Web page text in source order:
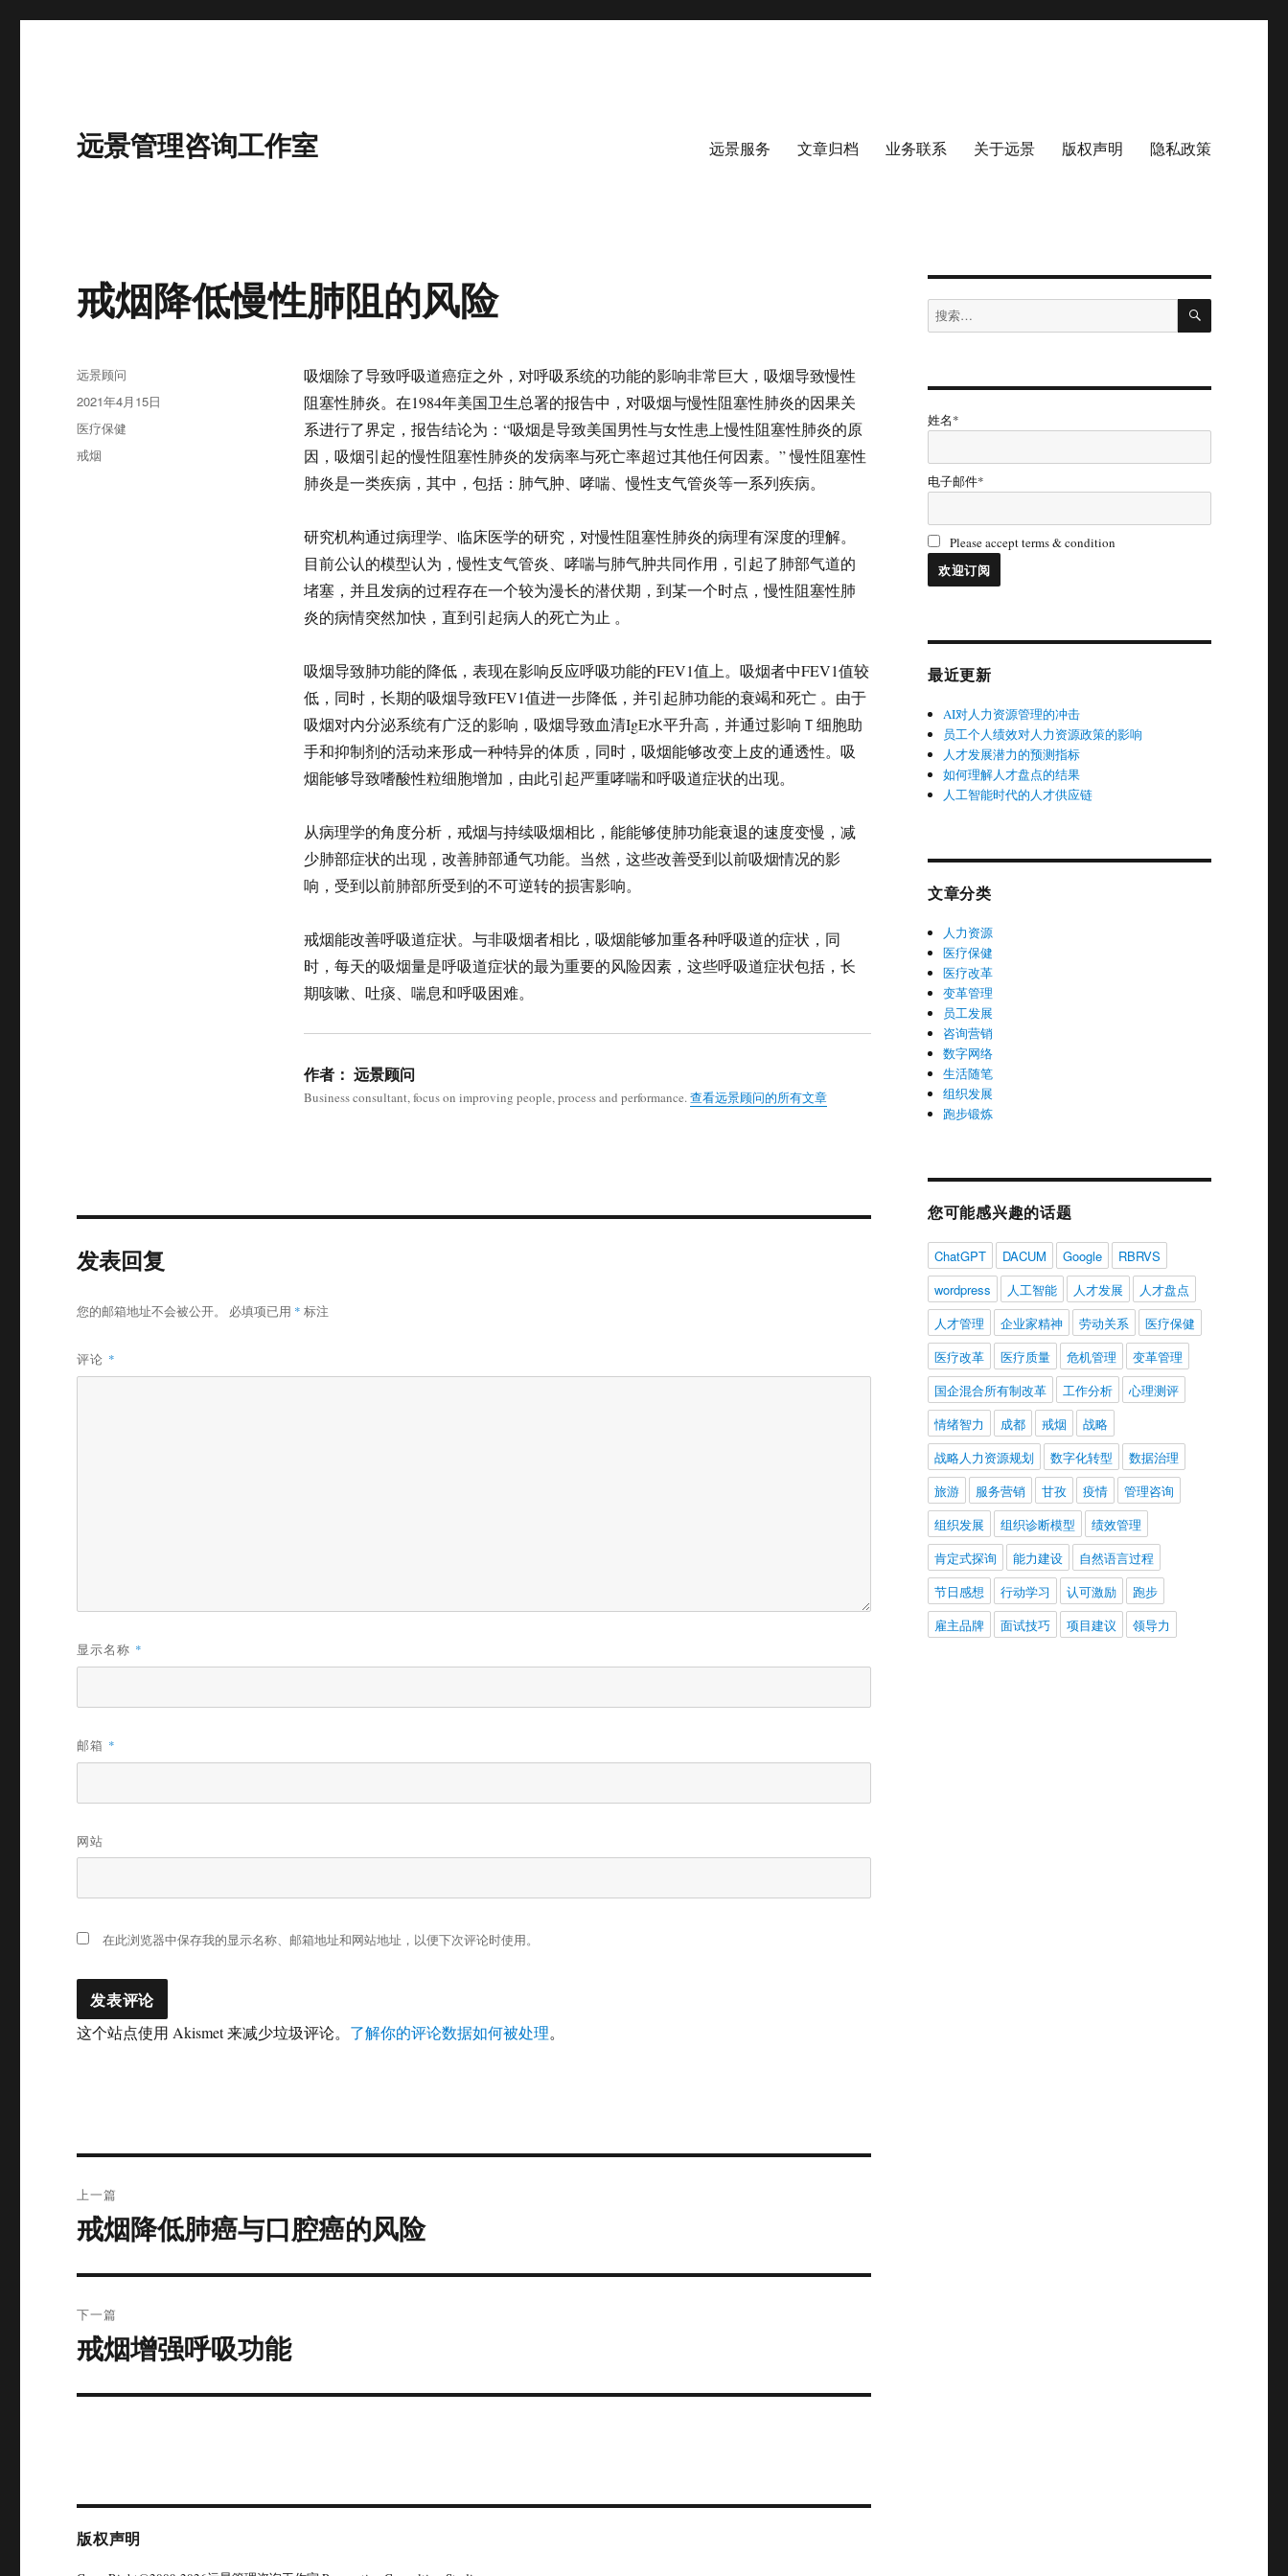
远景管理咨询工作室 远景服务 文章归档 业务联系 关于远景 版权声明 隐私政策
戒烟降低慢性肺阻的风险
吸烟除了导致呼吸道癌症之外，对呼吸系统的功能的影响非常巨大，吸烟导致慢性
阻塞性肺炎。在1984年美国卫生总署的报告中，对吸烟与慢性阻塞性肺炎的因果关
系进行了界定，报告结论为：“吸烟是导致美国男性与女性患上慢性阻塞性肺炎的原
因，吸烟引起的慢性阻塞性肺炎的发病率与死亡率超过其他任何因素。” 慢性阻塞性
肺炎是一类疾病，其中，包括：肺气肿、哮喘、慢性支气管炎等一系列疾病。
研究机构通过病理学、临床医学的研究，对慢性阻塞性肺炎的病理有深度的理解。
目前公认的模型认为，慢性支气管炎、哮喘与肺气肿共同作用，引起了肺部气道的
堵塞，并且发病的过程存在一个较为漫长的潜伏期，到某一个时点，慢性阻塞性肺
炎的病情突然加快，直到引起病人的死亡为止 。
吸烟导致肺功能的降低，表现在影响反应呼吸功能的FEV1值上。吸烟者中FEV1值较
低，同时，长期的吸烟导致FEV1值进一步降低，并引起肺功能的衰竭和死亡 。由于
吸烟对内分泌系统有广泛的影响，吸烟导致血清IgE水平升高，并通过影响Ｔ细胞助
手和抑制剂的活动来形成一种特异的体质，同时，吸烟能够改变上皮的通透性。吸
烟能够导致嗜酸性粒细胞增加，由此引起严重哮喘和呼吸道症状的出现。
从病理学的角度分析，戒烟与持续吸烟相比，能能够使肺功能衰退的速度变慢，减
少肺部症状的出现，改善肺部通气功能。当然，这些改善受到以前吸烟情况的影
响，受到以前肺部所受到的不可逆转的损害影响。
戒烟能改善呼吸道症状。与非吸烟者相比，吸烟能够加重各种呼吸道的症状，同
时，每天的吸烟量是呼吸道症状的最为重要的风险因素，这些呼吸道症状包括，长
期咳嗽、吐痰、喘息和呼吸困难。
作者： 远景顾问
Business consultant, focus on improving people, process and performance.查看远景顾问的所有文章
作
者
远景顾问
发
布
于
2021年4月15日
分
类
医疗保健
标
戒烟
发表回复
您的邮箱地址不会被公开。 必填项已用 * 标注
评论 *
显示名称 *
邮箱 *
网站
在此浏览器中保存我的显示名称、邮箱地址和网站地址，以便下次评论时使用。
这个站点使用 Akismet 来减少垃圾评论。 了解你的评论数据如何被处理。
章
上一篇
上
篇
文
戒烟降低肺癌与口腔癌的风险
下一篇
下
篇
文
戒烟增强呼吸功能
版权声明
搜
索：
搜
姓名*
电子邮件*
Please accept terms & condition
最近更新
AI对人力资源管理的冲击
员工个人绩效对人力资源政策的影响
人才发展潜力的预测指标
如何理解人才盘点的结果
人工智能时代的人才供应链
文章分类
人力资源
医疗保健
医疗改革
变革管理
员工发展
咨询营销
数字网络
生活随笔
组织发展
跑步锻炼
您可能感兴趣的话题
ChatGPT DACUM Google
RBRVS
wordpress
人工智能 人才发展
人才盘点
人才管理
企业家精神 劳动关系
医疗保健
医疗改革
医疗质量 危机管理
变革管理
国企混合所有制改革
工作分析
心理测评
情绪智力
成都 戒烟
战略
战略人力资源规划
数字化转型
数据治理
旅游
服务营销 甘孜 疫情
管理咨询
组织发展
组织诊断模型
绩效管理
肯定式探询
能力建设
自然语言过程
节日感想
行动学习 认可激励
跑步
雇主品牌
面试技巧 项目建议 领导力